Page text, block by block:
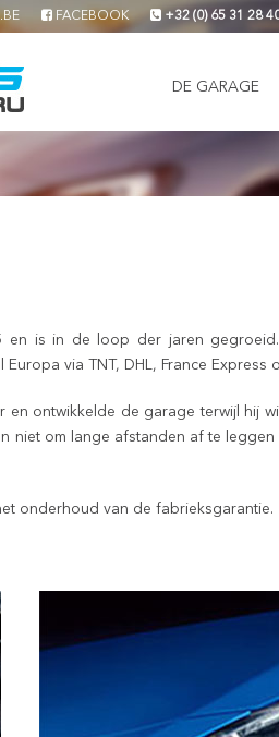
FACEBOOK +32 (0) 65 31 28
DE GARAGE
en is in de loop der jaren
via TNT, DHL, France Express
ontwikkelde de garage terwijl hij
niet om lange afstanden af te
onderhoud van de fabrieksgarantie.